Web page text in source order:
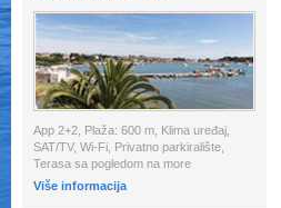
App 2+2, Plaža: 600 m, Klima uređaj,
SAT/TV, Wi-Fi, Privatno parkiralište,
Terasa sa pogledom na more
Više informacija